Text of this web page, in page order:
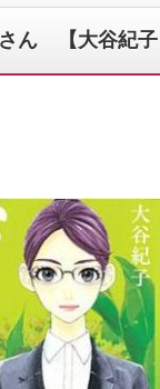
さん 【大谷紀